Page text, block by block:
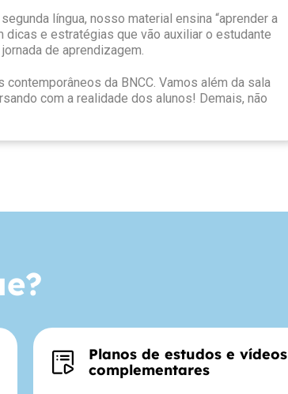
língua, nosso material ensina “aprender a
dicas e estratégias que vão auxiliar o estudante
de aprendizagem.
contemporâneos da BNCC. Vamos além da sala
com a realidade dos alunos! Demais, não
Planos de estudos e vídeos
complementares